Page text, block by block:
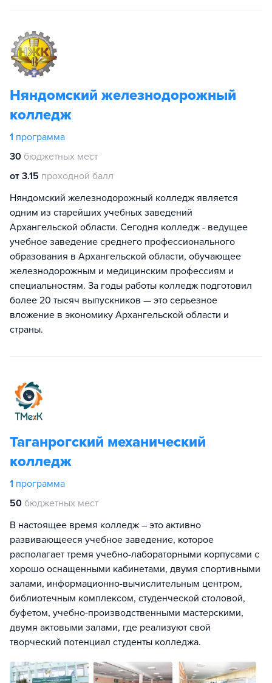
Няндомский железнодорожный
колледж
1 программа
30 бюджетных мест
от 3.15 проходной балл
Няндомский железнодорожный колледж является
одним из старейших учебных заведений
Архангельской области. Сегодня колледж - ведущее
учебное заведение среднего профессионального
образования в Архангельской области, обучающее
железнодорожным и медицинским профессиям и
специальностям. За годы работы колледж подготовил
более 20 тысяч выпускников — это серьезное
вложение в экономику Архангельской области и
страны.
Таганрогский механический
колледж
1 программа
50 бюджетных мест
В настоящее время колледж – это активно
развивающееся учебное заведение, которое
располагает тремя учебно-лабораторными корпусами с
хорошо оснащенными кабинетами, двумя спортивными
залами, информационно-вычислительным центром,
библиотечным комплексом, студенческой столовой,
буфетом, учебно-производственными мастерскими,
двумя актовыми залами, где реализуют свой
творческий потенциал студенты колледжа.